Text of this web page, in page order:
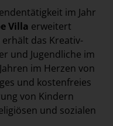
im Jahr
Villa erweitert
erhält das Kreativ-
und Jugendliche im
im Herzen von
und kostenfreies
von Kindern
und sozialen